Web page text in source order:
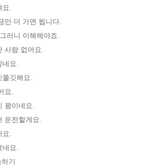
.
만 더 가면 됩니다.
러니 이해해야죠.
사람 없어요.
요.
깃해요.
요.
꽝이네요.
운전할게요.
.
요.
기